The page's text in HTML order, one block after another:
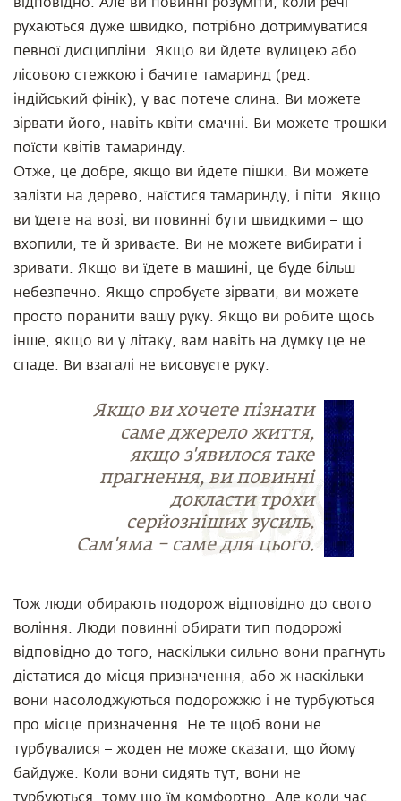
рухаються дуже швидко, потрібно дотримуватися
певної дисципліни. Якщо ви йдете вулицею або
лісовою стежкою і бачите тамаринд (ред.
індійський фінік), у вас потече слина. Ви можете
зірвати його, навіть квіти смачні. Ви можете трошки
поїсти квітів тамаринду.
Отже, це добре, якщо ви йдете пішки. Ви можете
залізти на дерево, наїстися тамаринду, і піти. Якщо
ви їдете на возі, ви повинні бути швидкими – що
вхопили, те й зриваєте. Ви не можете вибирати і
зривати. Якщо ви їдете в машині, це буде більш
небезпечно. Якщо спробуєте зірвати, ви можете
просто поранити вашу руку. Якщо ви робите щось
інше, якщо ви у літаку, вам навіть на думку це не
спаде. Ви взагалі не висовуєте руку.
Якщо ви хочете пізнати
саме джерело життя,
якщо з'явилося таке
прагнення, ви повинні
докласти трохи
серйозніших зусиль.
Сам'яма – саме для цього.
Тож люди обирають подорож відповідно до свого
воління. Люди повинні обирати тип подорожі
відповідно до того, наскільки сильно вони прагнуть
дістатися до місця призначення, або ж наскільки
вони насолоджуються подорожжю і не турбуються
про місце призначення. Не те щоб вони не
турбувалися – жоден не може сказати, що йому
байдуже. Коли вони сидять тут, вони не
турбуються, тому що їм комфортно. Але коли час